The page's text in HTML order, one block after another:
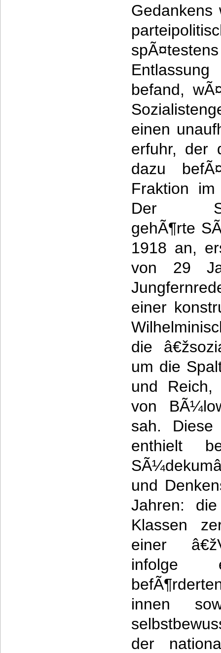
Gedankens
befand,
einen
erfuhr, der
dazu
Fraktion
Der
gehÃ¶rte
1918 an,
von 29
einer
die
um die
und
von
sah. Diese
enthielt
und
Jahren:
Klassen
einer
infolge
innen
der